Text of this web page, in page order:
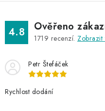
4.8 Ověřeno
1719 recenzí. Zobrazit
Petr Štefáček
Rychlost dodání